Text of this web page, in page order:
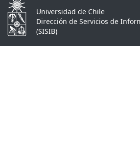
Universidad de Chile
Dirección de Servicios de
(SISIB)